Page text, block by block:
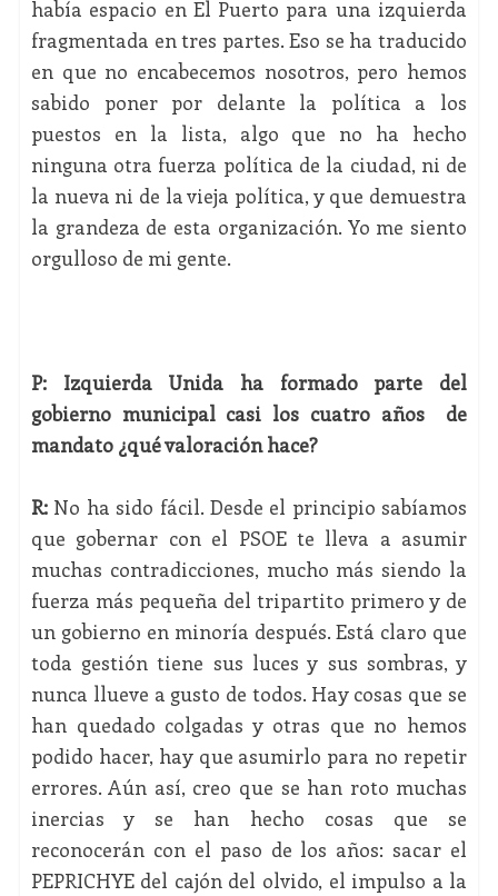
había espacio en El Puerto para una izquierda
fragmentada en tres partes. Eso se ha traducido
en que no encabecemos nosotros, pero hemos
sabido poner por delante la política a los
puestos en la lista, algo que no ha hecho
ninguna otra fuerza política de la ciudad, ni de
la nueva ni de la vieja política, y que demuestra
la grandeza de esta organización. Yo me siento
orgulloso de mi gente.
P: Izquierda Unida ha formado parte del
gobierno municipal casi los cuatro años de
mandato ¿qué valoración hace?
R:No ha sido fácil. Desde el principio sabíamos
que gobernar con el PSOE te lleva a asumir
muchas contradicciones, mucho más siendo la
fuerza más pequeña del tripartito primero y de
un gobierno en minoría después. Está claro que
toda gestión tiene sus luces y sus sombras, y
nunca llueve a gusto de todos. Hay cosas que se
han quedado colgadas y otras que no hemos
podido hacer, hay que asumirlo para no repetir
errores. Aún así, creo que se han roto muchas
inercias y se han hecho cosas que se
reconocerán con el paso de los años: sacar el
PEPRICHYE del cajón del olvido, el impulso a la